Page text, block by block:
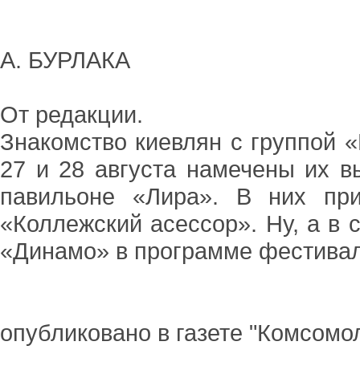
А. БУРЛАКА
От редакции.
Знакомство киевлян с
27 и 28 августа намечены их
павильоне «Лира». В них
«Коллежский асессор». Ну, а в
«Динамо» в программе
опубликовано в газете